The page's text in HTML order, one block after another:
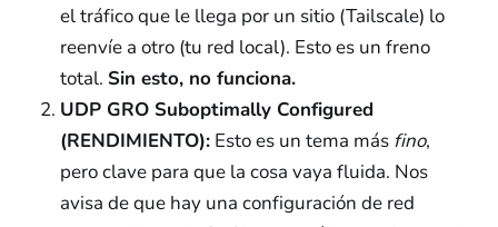
el tráfico que le llega por un sitio (Tailscale) lo
reenvíe a otro (tu red local). Esto es un freno
total. Sin esto, no funciona.
UDP GRO Suboptimally Configured
(RENDIMIENTO):Esto es un tema más fino,
pero clave para que la cosa vaya fluida. Nos
avisa de que hay una configuración de red